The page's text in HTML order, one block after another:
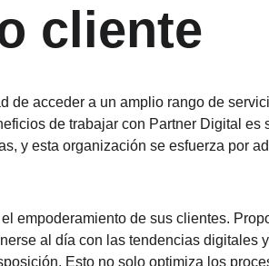
cliente
de acceder a un amplio rango de
de trabajar con Partner Digital es
y esta organización se esfuerza por
empoderamiento de sus clientes.
al día con las tendencias digitales
Esto no solo optimiza los